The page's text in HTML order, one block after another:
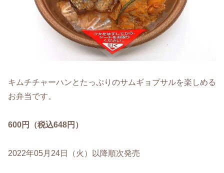
キムチチャーハンとたっぷりのサムギョプサルを楽しめる
お弁当です。
600円（税込648円）
2022年05月24日（火）以降順次発売